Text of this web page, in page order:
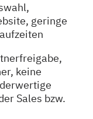
geringe
keine
Sales bzw.